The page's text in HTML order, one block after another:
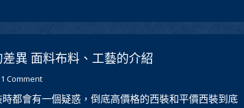
異 面料布料、工藝的介紹
1 Comment
都會有一個疑惑，倒底高價格的西裝和平價西裝到底